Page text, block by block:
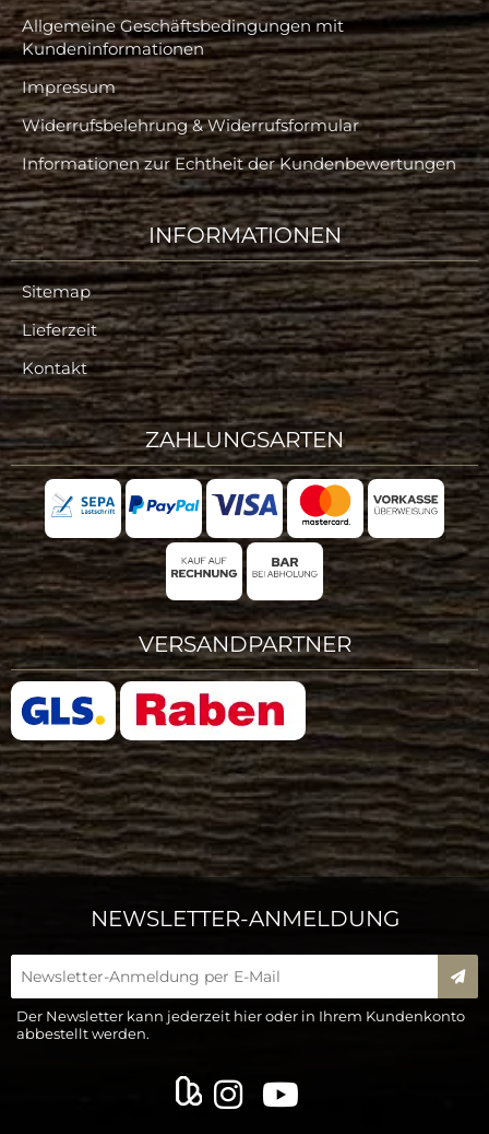
Allgemeine Geschäftsbedingungen mit
Kundeninformationen
Impressum
Widerrufsbelehrung & Widerrufsformular
Informationen zur Echtheit der Kundenbewertungen
INFORMATIONEN
Sitemap
Lieferzeit
Kontakt
ZAHLUNGSARTEN
VERSANDPARTNER
NEWSLETTER-ANMELDUNG
Der Newsletter kann jederzeit hier oder in Ihrem Kundenkonto
abbestellt werden.